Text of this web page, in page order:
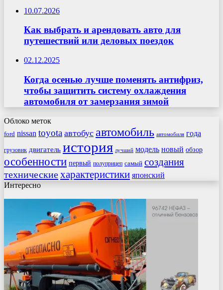
10.07.2026
Как выбрать и арендовать авто для
путешествий или деловых поездок
02.12.2025
Когда осенью лучше поменять антифриз,
чтобы защитить систему охлаждения
автомобиля от замерзания зимой
Облоко меток
ford nissan toyota автобус автомобиль автомобиля года
грузовик двигатель история лучший модель новый обзор
особенности первый полуприцеп самый создания
техническиехарактеристики японский
Интересно